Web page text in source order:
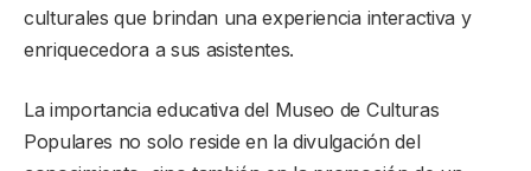
culturales que brindan una experiencia interactiva y
enriquecedora a sus asistentes.
La importancia educativa del Museo de Culturas
Populares no solo reside en la divulgación del